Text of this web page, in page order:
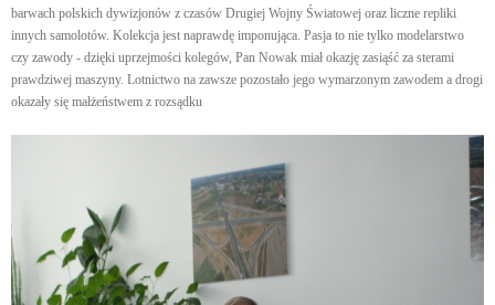
barwach polskich dywizjonów z czasów Drugiej Wojny Światowej oraz liczne repliki
innych samolotów. Kolekcja jest naprawdę imponująca. Pasja to nie tylko modelarstwo
czy zawody - dzięki uprzejmości kolegów, Pan Nowak miał okazję zasiąść za sterami
prawdziwej maszyny. Lotnictwo na zawsze pozostało jego wymarzonym zawodem a drogi
okazały się małżeństwem z rozsądku